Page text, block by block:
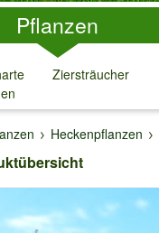
Pflanzen
Ziersträucher
↓
↓
Heckenpflanzen